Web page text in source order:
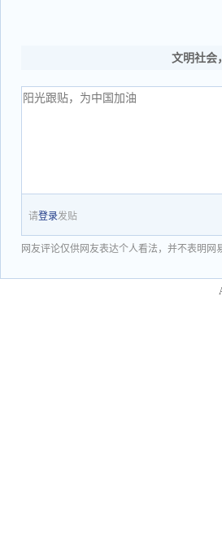
文明社会
请登录发贴
网友评论仅供网友表达个人看法，并不表明网